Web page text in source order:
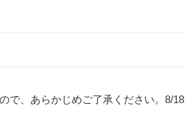
で、あらかじめご了承ください。8/18